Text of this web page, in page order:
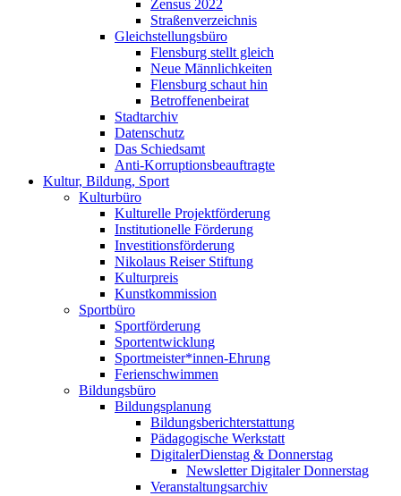
Zensus 2022
Straßenverzeichnis
Gleichstellungsbüro
Flensburg stellt gleich
Neue Männlichkeiten
Flensburg schaut hin
Betroffenenbeirat
Stadtarchiv
Datenschutz
Das Schiedsamt
Anti-Korruptionsbeauftragte
Kultur, Bildung, Sport
Kulturbüro
Kulturelle Projektförderung
Institutionelle Förderung
Investitionsförderung
Nikolaus Reiser Stiftung
Kulturpreis
Kunstkommission
Sportbüro
Sportförderung
Sportentwicklung
Sportmeister*innen-Ehrung
Ferienschwimmen
Bildungsbüro
Bildungsplanung
Bildungsberichterstattung
Pädagogische Werkstatt
DigitalerDienstag & Donnerstag
Newsletter Digitaler Donnerstag
Veranstaltungsarchiv